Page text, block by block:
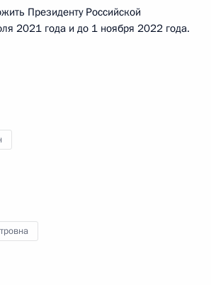
Президенту Российской
2021 года и до 1 ноября 2022 года.